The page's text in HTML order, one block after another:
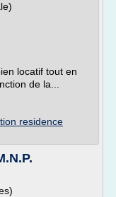
locatif tout en
de la...
residence